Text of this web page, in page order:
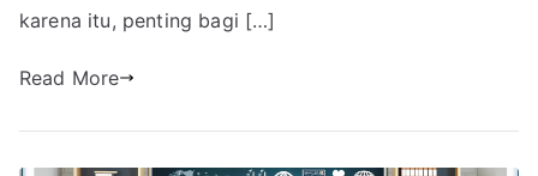
karena itu, penting bagi […]
Read More